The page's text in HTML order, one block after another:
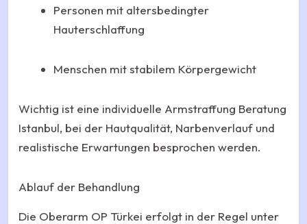
Personen mit altersbedingter
Hauterschlaffung
Menschen mit stabilem Körpergewicht
Wichtig ist eine individuelle Armstraffung Beratung
Istanbul, bei der Hautqualität, Narbenverlauf und
realistische Erwartungen besprochen werden.
Ablauf der Behandlung
Die Oberarm OP Türkei erfolgt in der Regel unter